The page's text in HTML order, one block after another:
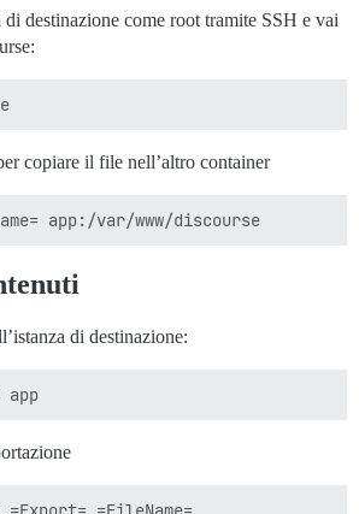
destinazione come root tramite SSH e vai
copiare il file nell’altro container
di destinazione: